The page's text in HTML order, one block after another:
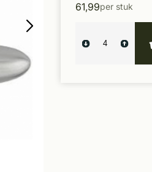
61,99per stuk